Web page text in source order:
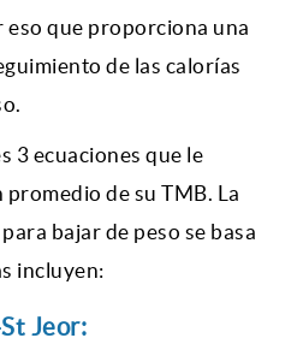
eso que proporciona una
de las calorías
3 ecuaciones que le
de su TMB. La
bajar de peso se basa
incluyen:
Jeor: